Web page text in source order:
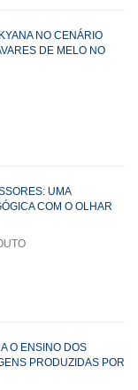
NO CENÁRIO
DE MELO NO
UMA
COM O OLHAR
O ENSINO DOS
PRODUZIDAS POR